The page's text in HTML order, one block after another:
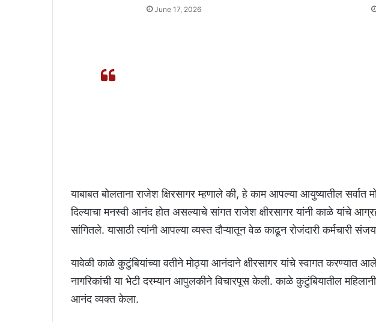
June 17, 2026
याबाबत बोलताना राजेश क्षिरसागर म्हणाले की, हे काम आपल्या आयुष्यातील सर्वात
दिल्याचा मनस्वी आनंद होत असल्याचे सांगत राजेश क्षीरसागर यांनी काळे यांचे
सांगितले. यासाठी त्यांनी आपल्या व्यस्त दौऱ्यातून वेळ काढून रोजंदारी कर्मचारी
यावेळी काळे कुटुंबियांच्या वतीने मोठ्या आनंदाने क्षीरसागर यांचे स्वागत करण्यात
नागरिकांची या भेटी दरम्यान आपुलकीने विचारपूस केली. काळे कुटुंबियातील
आनंद व्यक्त केला.